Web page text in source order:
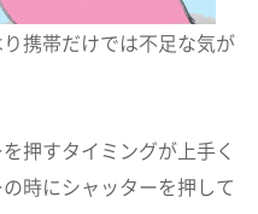
携帯だけでは不足な気が
押すタイミングが上手く
時にシャッターを押して